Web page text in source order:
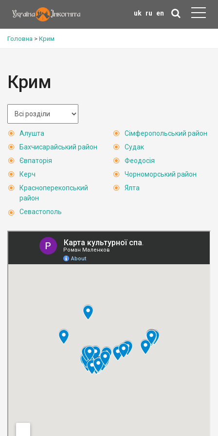
uk ru en
Головна > Крим
Крим
Алушта
Бахчисарайський район
Євпаторія
Керч
Красноперекопський
район
Севастополь
Сімферопольський район
Судак
Феодосія
Чорноморський район
Ялта